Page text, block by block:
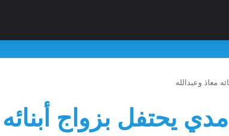
معاذ وعبدالله
يحتفل بزواج أبنائه